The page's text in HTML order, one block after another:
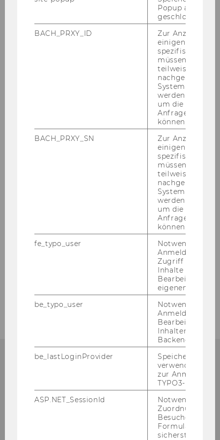
Kontakt
Faculty
Alle or­ga­ni­sa­to­ri­schen Infos rund um Ihr
Popup
geschlossen
BACH_PRXY_ID
Zur Anzeige von
einigen WU-
spezifischen
müssen
teilweise von
nachgelagerten
System
werden.
um die Antwort
Anfrage
können.
BACH_PRXY_SN
Zur Anzeige von
einigen WU-
spezifischen
müssen
teilweise von
nachgelagerten
System
werden.
um die Antwort
Anfrage
können.
fe_typo_user
Notwendig für
Anmeldung und
Zugriff auf
Inhalte oder zur
Bearbeitung des
eigenen Profils.
be_typo_user
Notwendig für
Anmeldung und
Bearbeitung von
Inhalten im
Backend.
be_lastLoginProvider
Speichert die
verwendete
zur Anmeldung
TYPO3-Backend.
ASP.NET_SessionId
Notwendig, um
Zuordnung von
Besucher zu
sicherstellen zu